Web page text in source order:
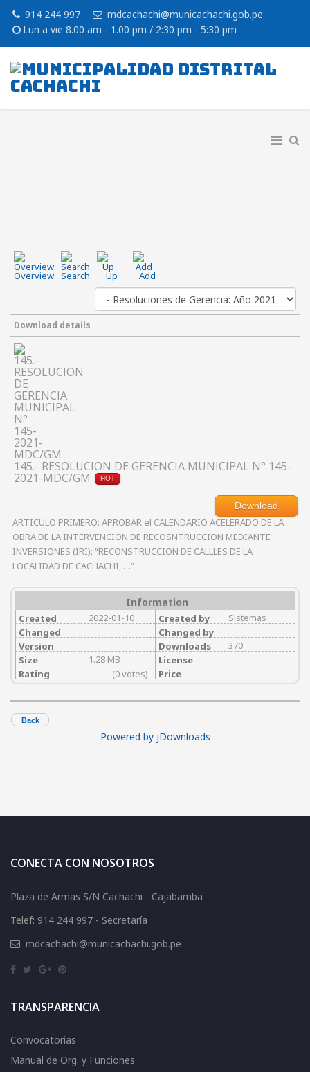
914 244 997
mdcachachi@municachachi.gob.pe
Lun a vie 8.00 am - 1.00 pm / 2:30 pm - 5:30 pm
Overview Search Up Add
Download details
145.- RESOLUCION DE GERENCIA MUNICIPAL N° 145-
2021-MDC/GM HOT
Download
ARTICULO PRIMERO: APROBAR el CALENDARIO ACELERADO DE LA
OBRA DE LA INTERVENCION DE RECOSNTRUCCION MEDIANTE
INVERSIONES (IRI): “RECONSTRUCCION DE CALLLES DE LA
LOCALIDAD DE CACHACHI, …”
Information
Created
2022-01-10
Changed
Version
Size
1.28 MB
Rating
(0 votes)
Created by
Sistemas
Changed by
Downloads
370
License
Price
Back
Powered by jDownloads
CONECTA CON NOSOTROS
Plaza de Armas S/N Cachachi - Cajabamba
Telef: 914 244 997 - Secretaría
mdcachachi@municachachi.gob.pe
TRANSPARENCIA
Convocatorias
Manual de Org. y Funciones